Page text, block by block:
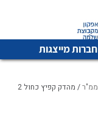
חברות מייצגות
/ מהדק קפיץ כחול 2